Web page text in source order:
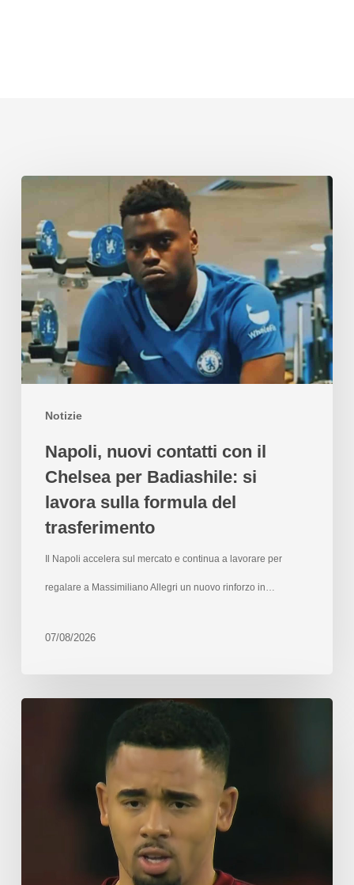
Notizie
Napoli, nuovi contatti con il
Chelsea per Badiashile: si
lavora sulla formula del
trasferimento
Il Napoli accelera sul mercato e continua a lavorare per
regalare a Massimiliano Allegri un nuovo rinforzo in…
07/08/2026